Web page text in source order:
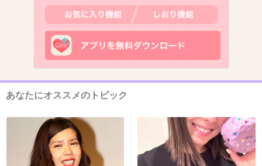
2014/09/27(土) 13:31:03
大丈夫かな?
+40
言わなかったら言わなかったで「○○してい
た！！」ってまるで悪い事のようにかかれるか
あなたにオススメのトピック